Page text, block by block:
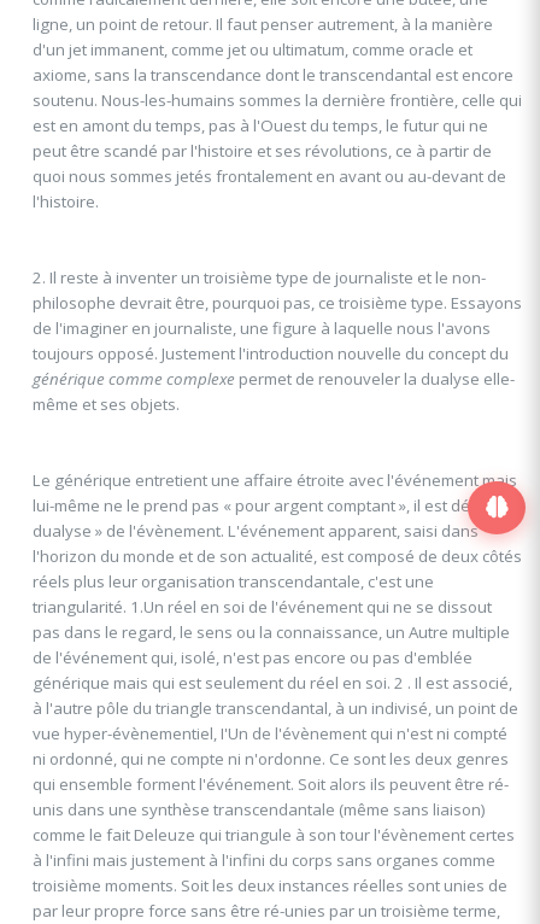
ligne, un point de retour. Il faut penser autrement, à la manière
d'un jet immanent, comme jet ou ultimatum, comme oracle et
axiome, sans la transcendance dont le transcendantal est encore
soutenu. Nous-les-humains sommes la dernière frontière, celle qui
est en amont du temps, pas à l'Ouest du temps, le futur qui ne
peut être scandé par l'histoire et ses révolutions, ce à partir de
quoi nous sommes jetés frontalement en avant ou au-devant de
l'histoire.
2. Il reste à inventer un troisième type de journaliste et le non-
philosophe devrait être, pourquoi pas, ce troisième type. Essayons
de l'imaginer en journaliste, une figure à laquelle nous l'avons
toujours opposé. Justement l'introduction nouvelle du concept du
générique comme complexe permet de renouveler la dualyse elle-
même et ses objets.
Le générique entretient une affaire étroite avec l'événement mais
lui-même ne le prend pas « pour argent comptant », il est déjà «
dualyse » de l'évènement. L'événement apparent, saisi dans
l'horizon du monde et de son actualité, est composé de deux côtés
réels plus leur organisation transcendantale, c'est une
triangularité. 1.Un réel en soi de l'événement qui ne se dissout
pas dans le regard, le sens ou la connaissance, un Autre multiple
de l'événement qui, isolé, n'est pas encore ou pas d'emblée
générique mais qui est seulement du réel en soi. 2 . Il est associé,
à l'autre pôle du triangle transcendantal, à un indivisé, un point de
vue hyper-évènementiel, I'Un de l'évènement qui n'est ni compté
ni ordonné, qui ne compte ni n'ordonne. Ce sont les deux genres
qui ensemble forment l'événement. Soit alors ils peuvent être ré-
unis dans une synthèse transcendantale (même sans liaison)
comme le fait Deleuze qui triangule à son tour l'évènement certes
à l'infini mais justement à l'infini du corps sans organes comme
troisième moments. Soit les deux instances réelles sont unies de
par leur propre force sans être ré-unies par un troisième terme,